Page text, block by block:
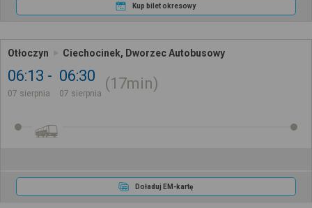
Kup bilet okresowy
Otłoczyn Ciechocinek, Dworzec Autobusowy
06:13
07 sierpnia
06:30
07 sierpnia
17min
Doładuj EM-kartę